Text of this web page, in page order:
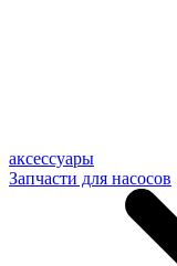
аксессуары
Запчасти для насосов